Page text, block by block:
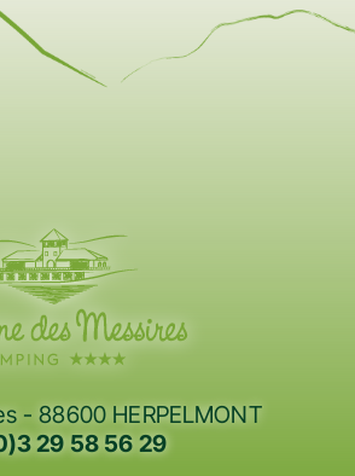
- 88600 HERPELMONT
29 58 56 29